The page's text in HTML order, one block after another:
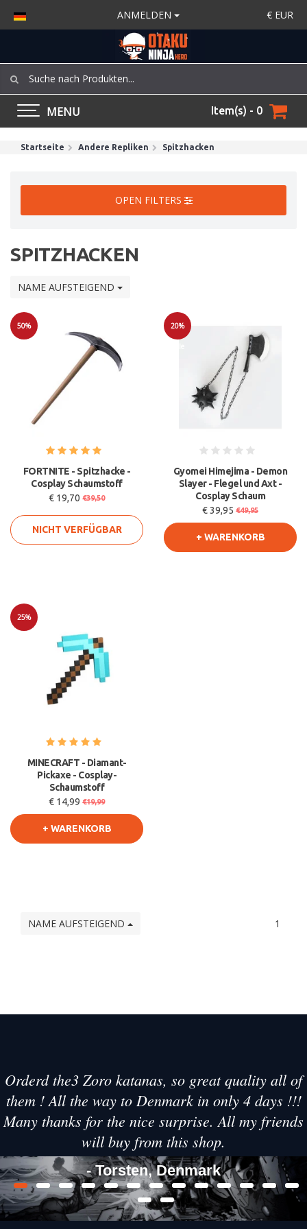
ANMELDEN € EUR
MENU Item(s) - 0
Startseite Andere Repliken Spitzhacken
OPEN FILTERS
SPITZHACKEN
NAME AUFSTEIGEND
50%
FORTNITE - Spitzhacke -
Cosplay Schaumstoff
€ 19,70 €39,50
NICHT VERFÜGBAR
20%
Gyomei Himejima - Demon
Slayer - Flegel und Axt -
Cosplay Schaum
€ 39,95 €49,95
+ WARENKORB
25%
MINECRAFT - Diamant-
Pickaxe - Cosplay-
Schaumstoff
€ 14,99 €19,99
+ WARENKORB
NAME AUFSTEIGEND 1
Orderd the3 Zoro katanas, so great quality all of
them ! All the way to Denmark in only 4 days !!!
Many thanks for the nice surprise. All my friends
will buy from this shop.
- Torsten, Denmark